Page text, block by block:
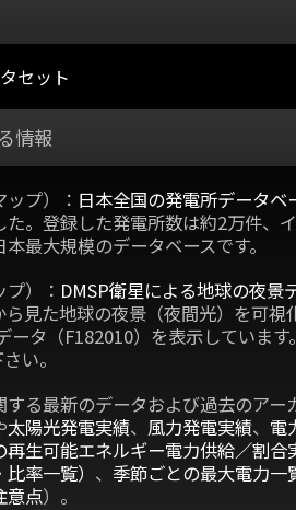
セット
情報
プ）： 日本全国の発電所データベ
た。登録した発電所数は約2万件、
最大規模のデータベースです。
）： DMSP衛星による地球の夜景
ら見た地球の夜景（夜間光）を可視
ータ（F182010）を表示しています
い。
る最新のデータおよび過去のアー
太陽光発電実績、 風力発電実績、 電
再生可能エネルギー電力供給／割合
率一覧） 、 季節ごとの最大電力一
意点）。